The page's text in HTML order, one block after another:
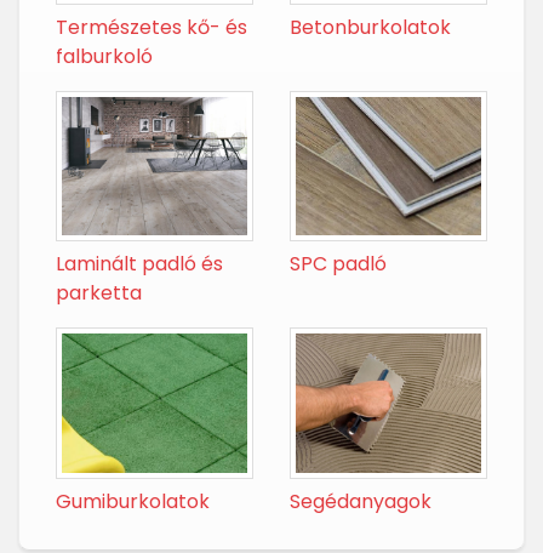
Természetes kő- és
falburkoló
Betonburkolatok
Laminált padló és
parketta
SPC padló
Gumiburkolatok Segédanyagok